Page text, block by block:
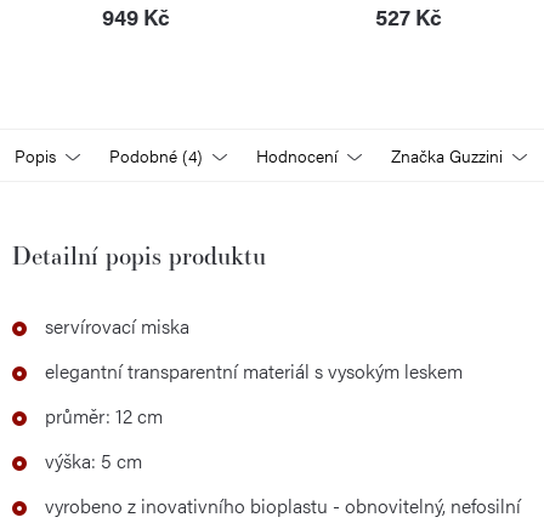
949 Kč 527 Kč
Popis Podobné (4) Hodnocení Značka Guzzini
Detailní popis produktu
servírovací miska
elegantní transparentní materiál s vysokým leskem
průměr: 12 cm
výška: 5 cm
vyrobeno z inovativního bioplastu - obnovitelný, nefosilní